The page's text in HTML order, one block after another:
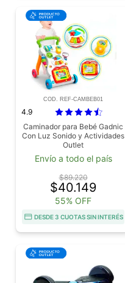
COD. REF-CAMBEB01
4.9
Caminador para Bebé Gadnic
Con Luz Sonido y Actividades
Outlet
Envío a todo el país
$89.220
$40.149
55% OFF
DESDE 3 CUOTAS SIN INTERÉS